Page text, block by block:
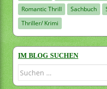
Romantic Thrill
Sachbuch
Thriller/ Krimi
IM BLOG SUCHEN
Suchen